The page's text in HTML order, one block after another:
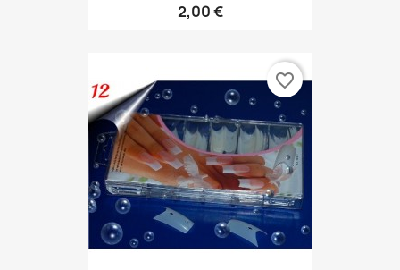
2,00 €
favorite_border